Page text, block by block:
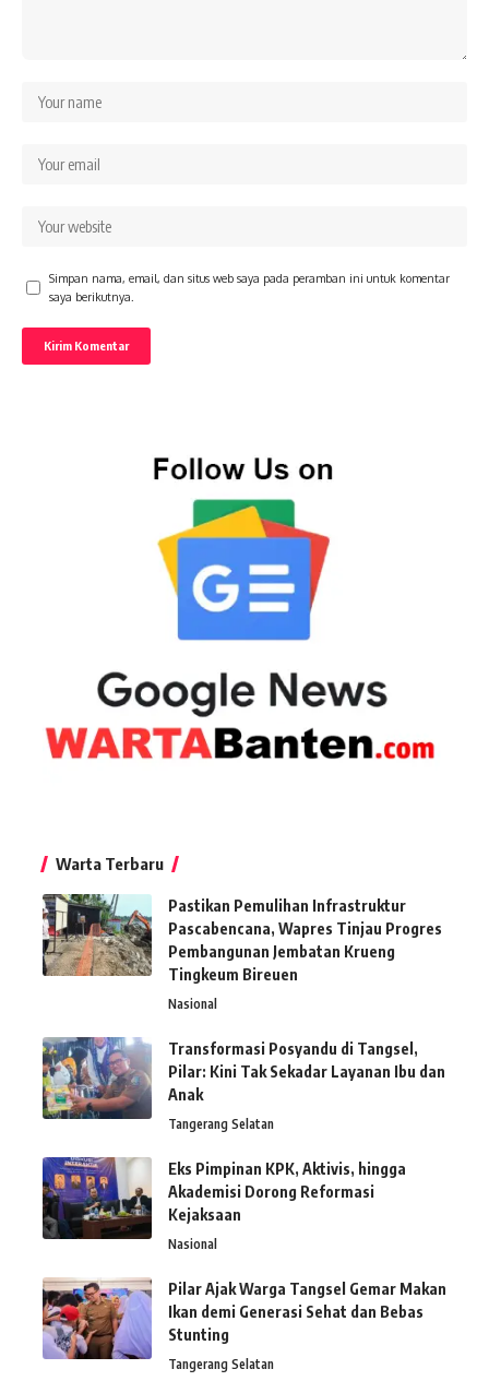
Simpan nama, email, dan situs web saya pada peramban ini untuk komentar
saya berikutnya.
Warta Terbaru
Pastikan Pemulihan Infrastruktur
Pascabencana, Wapres Tinjau Progres
Pembangunan Jembatan Krueng
Tingkeum Bireuen
Nasional
Transformasi Posyandu di Tangsel,
Pilar: Kini Tak Sekadar Layanan Ibu dan
Anak
Tangerang Selatan
Eks Pimpinan KPK, Aktivis, hingga
Akademisi Dorong Reformasi
Kejaksaan
Nasional
Pilar Ajak Warga Tangsel Gemar Makan
Ikan demi Generasi Sehat dan Bebas
Stunting
Tangerang Selatan